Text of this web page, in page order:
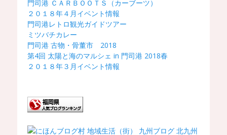
門司港 ＣＡＲＢＯＯＴＳ（カーブーツ）
２０１８年４月イベント情報
門司港レトロ観光ガイドツアー
ミツバチカレー
門司港 古物・骨董市 2018
第4回 太陽と海のマルシェ in 門司港 2018春
２０１８年３月イベント情報